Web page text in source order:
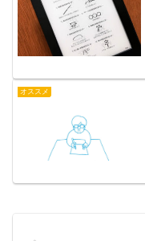
オススメ